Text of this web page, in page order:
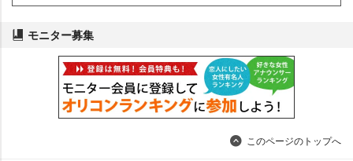
モニター募集
このページのトップへ